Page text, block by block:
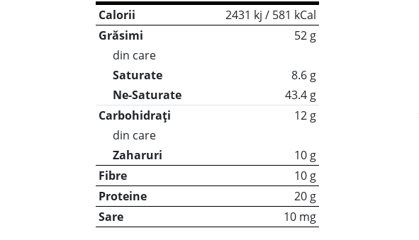
Calorii
2431 kj / 581 kCal
Grăsimi
52 g
din care
Saturate
8.6 g
Ne-Saturate
43.4 g
Carbohidrați
12 g
din care
Zaharuri
10 g
Fibre
10 g
Proteine
20 g
Sare
10 mg